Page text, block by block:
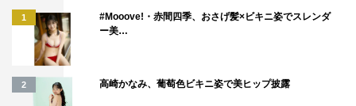
1
#Mooove!・赤間四季、おさげ髪×ビキニ姿でスレンダ
ー美…
2 高崎かなみ、葡萄色ビキニ姿で美ヒップ披露